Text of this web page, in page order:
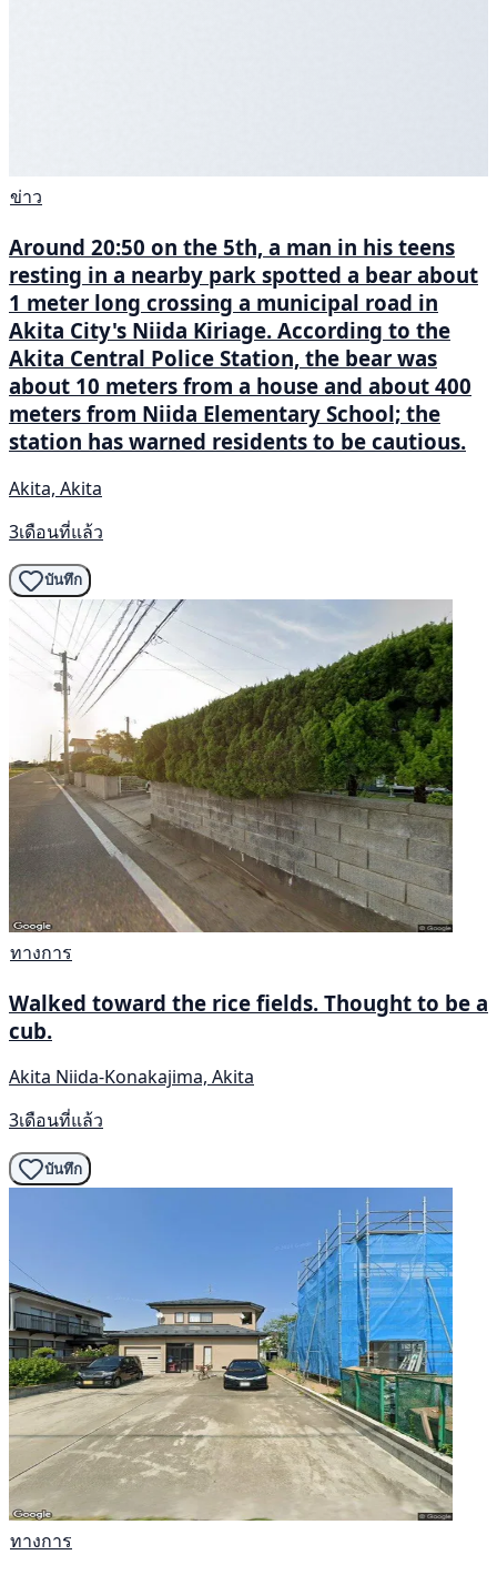
ข่าว
Around 20:50 on the 5th, a man in his teens
resting in a nearby park spotted a bear about
1 meter long crossing a municipal road in
Akita City's Niida Kiriage. According to the
Akita Central Police Station, the bear was
about 10 meters from a house and about 400
meters from Niida Elementary School; the
station has warned residents to be cautious.
Akita, Akita
3เดือนที่แล้ว
บันทึก
ทางการ
Walked toward the rice fields. Thought to be a
cub.
Akita Niida-Konakajima, Akita
3เดือนที่แล้ว
บันทึก
ทางการ